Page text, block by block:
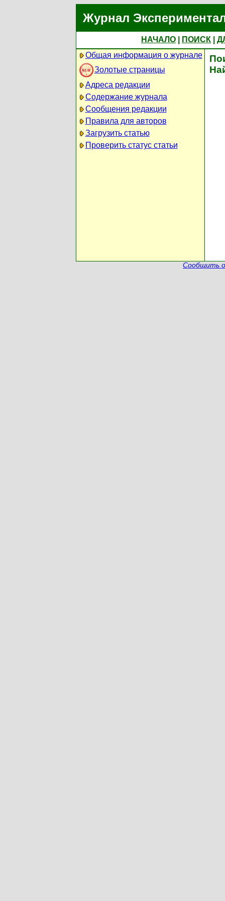
Журнал
НАЧАЛО ПОИСК
Общая информация о журнале
Золотые страницы
Адреса редакции
Содержание журнала
Сообщения редакции
Правила для авторов
Загрузить статью
Проверить статус статьи
Сообщить о